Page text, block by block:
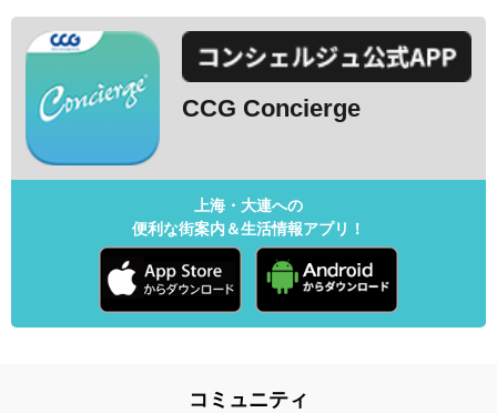
CCG Concierge
上海・大連への
便利な街案内＆生活情報アプリ！
コミュニティ